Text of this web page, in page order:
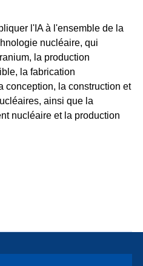
l'IA à l'ensemble de la
nucléaire, qui
la production
la fabrication
conception, la construction et
ainsi que la
nucléaire et la production